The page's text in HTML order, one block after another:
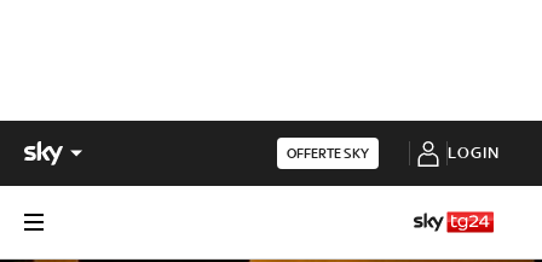
OFFERTE SKY LOGIN